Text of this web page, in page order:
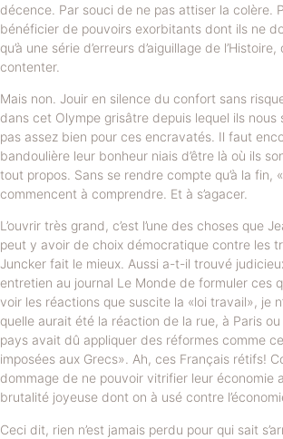
décence. Par souci de ne pas attiser la colère.
bénéficier de pouvoirs exorbitants dont ils ne
qu’à une série d’erreurs d’aiguillage de
contenter.
Mais non. Jouir en silence du confort sans
dans cet Olympe grisâtre depuis lequel ils nous
pas assez bien pour ces encravatés. Il faut
bandoulière leur bonheur niais d’être là où ils
tout propos. Sans se rendre compte qu’à la fin,
commencent à comprendre. Et à s’agacer.
L’ouvrir très grand, c’est l’une des choses que
peut y avoir de choix démocratique contre les
Juncker fait le mieux. Aussi a-t-il trouvé
entretien au journal Le Monde de formuler ces
voir les réactions que suscite la «loi travail», je
quelle aurait été la réaction de la rue, à Paris
pays avait dû appliquer des réformes comme
imposées aux Grecs». Ah, ces Français rétifs!
dommage de ne pouvoir vitrifier leur économie
brutalité joyeuse dont on à usé contre
Ceci dit, rien n’est jamais perdu pour qui sait